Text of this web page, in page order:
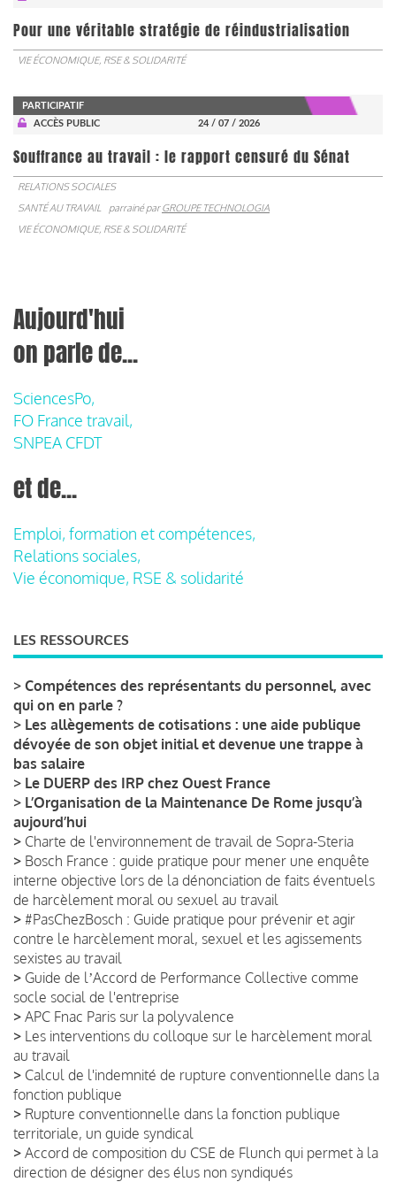
Pour une véritable stratégie de réindustrialisation
VIE ÉCONOMIQUE, RSE & SOLIDARITÉ
PARTICIPATIF
ACCÈS PUBLIC
24 / 07 / 2026
Souffrance au travail : le rapport censuré du Sénat
RELATIONS SOCIALES
SANTÉ AU TRAVAIL
parrainé parGROUPE TECHNOLOGIA
VIE ÉCONOMIQUE, RSE & SOLIDARITÉ
Aujourd'hui
on parle de...
SciencesPo,
FO France travail,
SNPEA CFDT
et de...
Emploi, formation et compétences,
Relations sociales,
Vie économique, RSE & solidarité
LES RESSOURCES
> Compétences des représentants du personnel, avec
qui on en parle ?
> Les allègements de cotisations : une aide publique
dévoyée de son objet initial et devenue une trappe à
bas salaire
> Le DUERP des IRP chez Ouest France
> L’Organisation de la Maintenance De Rome jusqu’à
aujourd’hui
> Charte de l'environnement de travail de Sopra-Steria
> Bosch France : guide pratique pour mener une enquête
interne objective lors de la dénonciation de faits éventuels
de harcèlement moral ou sexuel au travail
> #PasChezBosch : Guide pratique pour prévenir et agir
contre le harcèlement moral, sexuel et les agissements
sexistes au travail
> Guide de lʼAccord de Performance Collective comme
socle social de l'entreprise
> APC Fnac Paris sur la polyvalence
> Les interventions du colloque sur le harcèlement moral
au travail
> Calcul de l'indemnité de rupture conventionnelle dans la
fonction publique
> Rupture conventionnelle dans la fonction publique
territoriale, un guide syndical
> Accord de composition du CSE de Flunch qui permet à la
direction de désigner des élus non syndiqués